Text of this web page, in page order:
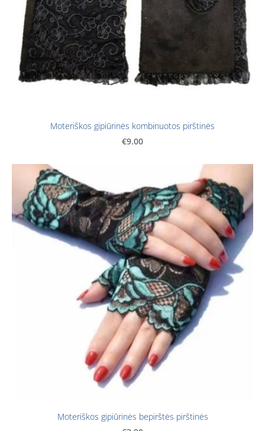
Moteriškos gipiūrinės kombinuotos pirštinės
€9.00
Moteriškos gipiūrinės bepirštės pirštinės